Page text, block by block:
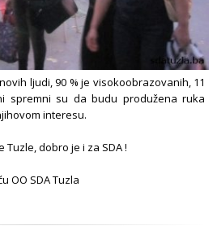
ljudi, 90 % je visokoobrazovanih, 11
spremni su da budu produžena ruka
interesu.
dobro je i za SDA !
OO SDA Tuzla